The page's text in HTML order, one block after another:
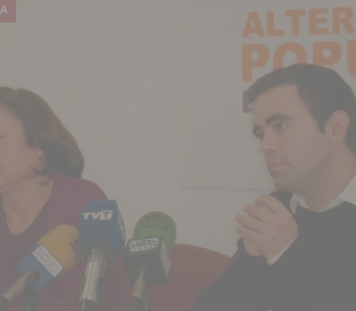
noche de emoción, tradición y celebración
COMARCA
y consolida a Dolores como referente ganadero de la CV
local con nuevos convenios de colaboración MONTESINOS